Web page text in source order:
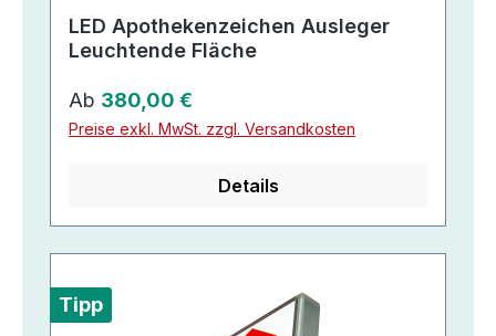
LED Apothekenzeichen Ausleger
Leuchtende Fläche
Regulärer Preis:
Ab 380,00 €
Preise exkl. MwSt. zzgl. Versandkosten
Details
Tipp